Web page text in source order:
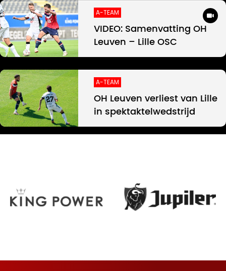
A-TEAM
VIDEO: Samenvatting OH
Leuven – Lille OSC
A-TEAM
OH Leuven verliest van Lille
in spektaktelwedstrijd